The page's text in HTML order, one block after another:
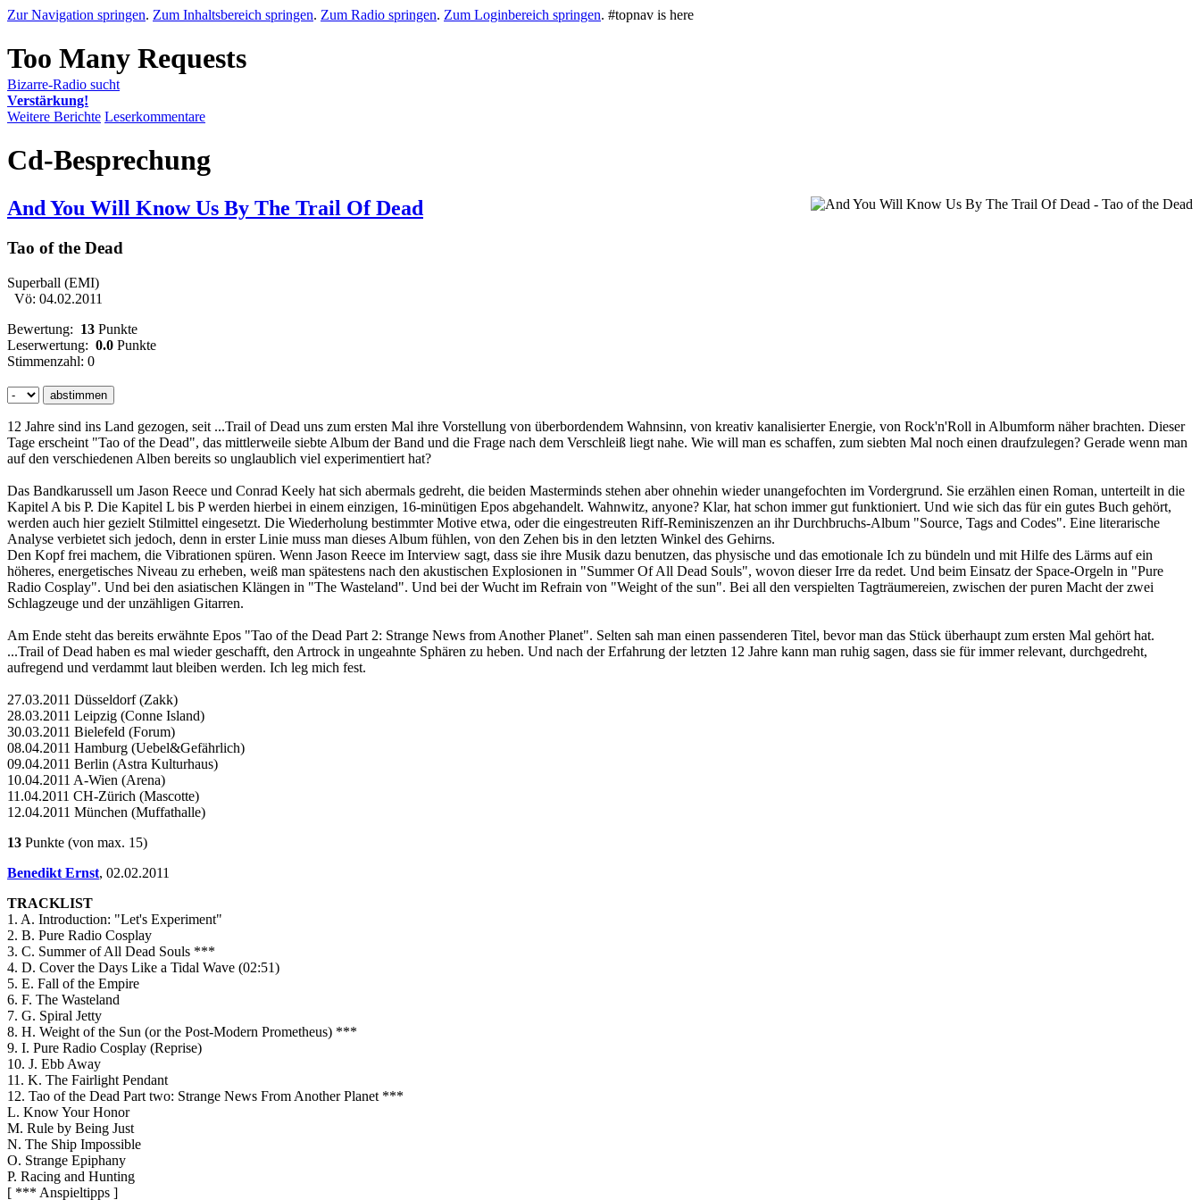
Zur Navigation springen. Zum Inhaltsbereich springen. Zum Radio springen. Zum Loginbereich springen. #topnav is here
Bizarre-Radio sucht
Verstärkung!
Weitere Berichte Leserkommentare
Cd-Besprechung
And You Will Know Us By The Trail Of Dead
Tao of the Dead
Superball (EMI)
Vö: 04.02.2011
Bewertung: 13 Punkte
Leserwertung: 0.0 Punkte
Stimmenzahl: 0
12 Jahre sind ins Land gezogen, seit ...Trail of Dead uns zum ersten Mal ihre Vorstellung von überbordendem Wahnsinn, von kreativ kanalisierter Energie, von Rock'n'Roll in Albumform näher brachten. Dieser
Tage erscheint "Tao of the Dead", das mittlerweile siebte Album der Band und die Frage nach dem Verschleiß liegt nahe. Wie will man es schaffen, zum siebten Mal noch einen draufzulegen? Gerade wenn man
auf den verschiedenen Alben bereits so unglaublich viel experimentiert hat?
Das Bandkarussell um Jason Reece und Conrad Keely hat sich abermals gedreht, die beiden Masterminds stehen aber ohnehin wieder unangefochten im Vordergrund. Sie erzählen einen Roman, unterteilt in die
Kapitel A bis P. Die Kapitel L bis P werden hierbei in einem einzigen, 16-minütigen Epos abgehandelt. Wahnwitz, anyone? Klar, hat schon immer gut funktioniert. Und wie sich das für ein gutes Buch gehört,
werden auch hier gezielt Stilmittel eingesetzt. Die Wiederholung bestimmter Motive etwa, oder die eingestreuten Riff-Reminiszenzen an ihr Durchbruchs-Album "Source, Tags and Codes". Eine literarische
Analyse verbietet sich jedoch, denn in erster Linie muss man dieses Album fühlen, von den Zehen bis in den letzten Winkel des Gehirns.
Den Kopf frei machem, die Vibrationen spüren. Wenn Jason Reece im Interview sagt, dass sie ihre Musik dazu benutzen, das physische und das emotionale Ich zu bündeln und mit Hilfe des Lärms auf ein
höheres, energetisches Niveau zu erheben, weiß man spätestens nach den akustischen Explosionen in "Summer Of All Dead Souls", wovon dieser Irre da redet. Und beim Einsatz der Space-Orgeln in "Pure
Radio Cosplay". Und bei den asiatischen Klängen in "The Wasteland". Und bei der Wucht im Refrain von "Weight of the sun". Bei all den verspielten Tagträumereien, zwischen der puren Macht der zwei
Schlagzeuge und der unzähligen Gitarren.
Am Ende steht das bereits erwähnte Epos "Tao of the Dead Part 2: Strange News from Another Planet". Selten sah man einen passenderen Titel, bevor man das Stück überhaupt zum ersten Mal gehört hat.
...Trail of Dead haben es mal wieder geschafft, den Artrock in ungeahnte Sphären zu heben. Und nach der Erfahrung der letzten 12 Jahre kann man ruhig sagen, dass sie für immer relevant, durchgedreht,
aufregend und verdammt laut bleiben werden. Ich leg mich fest.
27.03.2011 Düsseldorf (Zakk)
28.03.2011 Leipzig (Conne Island)
30.03.2011 Bielefeld (Forum)
08.04.2011 Hamburg (Uebel&Gefährlich)
09.04.2011 Berlin (Astra Kulturhaus)
10.04.2011 A-Wien (Arena)
11.04.2011 CH-Zürich (Mascotte)
12.04.2011 München (Muffathalle)
13 Punkte (von max. 15)
Benedikt Ernst, 02.02.2011
TRACKLIST
1. A. Introduction: "Let's Experiment"
2. B. Pure Radio Cosplay
3. C. Summer of All Dead Souls ***
4. D. Cover the Days Like a Tidal Wave (02:51)
5. E. Fall of the Empire
6. F. The Wasteland
7. G. Spiral Jetty
8. H. Weight of the Sun (or the Post-Modern Prometheus) ***
9. I. Pure Radio Cosplay (Reprise)
10. J. Ebb Away
11. K. The Fairlight Pendant
12. Tao of the Dead Part two: Strange News From Another Planet ***
L. Know Your Honor
M. Rule by Being Just
N. The Ship Impossible
O. Strange Epiphany
P. Racing and Hunting
[ *** Anspieltipps ]